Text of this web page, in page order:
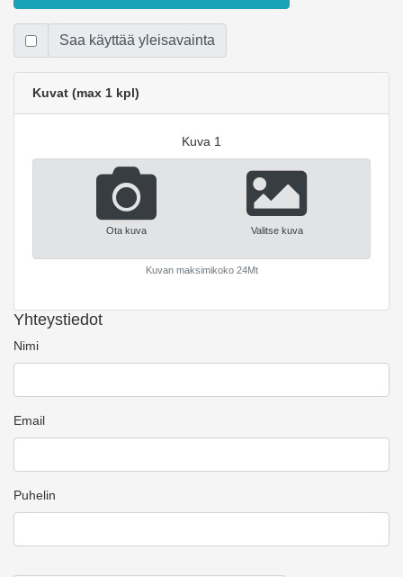
Saa käyttää yleisavainta
Kuvat (max 1 kpl)
Kuva 1
Ota kuva Valitse kuva
Kuvan maksimikoko 24Mt
Yhteystiedot
Nimi
Email
Puhelin